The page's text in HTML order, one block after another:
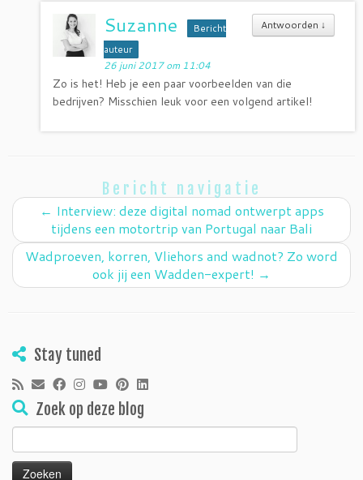
Antwoorden ↓
Suzanne
Bericht
auteur
26 juni 2017 om 11:04
Zo is het! Heb je een paar voorbeelden van die
bedrijven? Misschien leuk voor een volgend artikel!
Bericht navigatie
← Interview: deze digital nomad ontwerpt apps
tijdens een motortrip van Portugal naar Bali
Wadproeven, korren, Vliehors and wadnot? Zo word
ook jij een Wadden-expert! →
Stay tuned
Zoek op deze blog
Zoeken
naar: